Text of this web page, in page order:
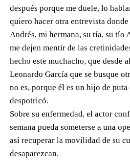
después porque me duele, lo
quiero hacer otra entrevista
Andrés, mi hermana, su tía, su tío
me dejen mentir de las
hecho este muchacho, que desde
Leonardo García que se busque
no es, porque él es un hijo de puta
despotricó.
Sobre su enfermedad, el actor
semana pueda someterse a una
así recuperar la movilidad de su
desaparezcan.